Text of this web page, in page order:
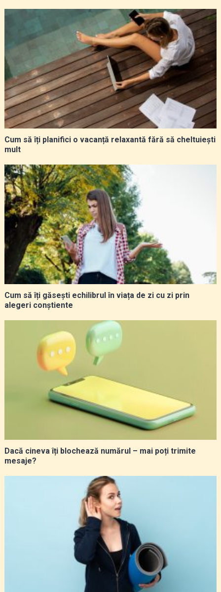
Cum să îți planifici o vacanță relaxantă fără să cheltuiești
mult
Cum să îți găsești echilibrul în viața de zi cu zi prin
alegeri conștiente
Dacă cineva îți blochează numărul – mai poți trimite
mesaje?